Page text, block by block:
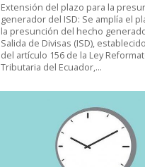
Extensión del plazo para la
generador del ISD: Se amplía el
la presunción del hecho
Salida de Divisas (ISD),
del artículo 156 de la Ley
Tributaria del Ecuador,…